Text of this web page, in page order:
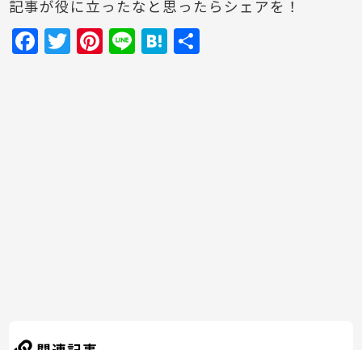
記事が役に立ったなと思ったらシェアを！
F
T
Pi Li H